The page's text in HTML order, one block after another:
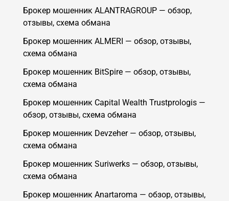
Брокер мошенник ALANTRAGROUP — обзор,
отзывы, схема обмана
Брокер мошенник ALMERI — обзор, отзывы,
схема обмана
Брокер мошенник BitSpire — обзор, отзывы,
схема обмана
Брокер мошенник Capital Wealth Trustprologis —
обзор, отзывы, схема обмана
Брокер мошенник Devzeher — обзор, отзывы,
схема обмана
Брокер мошенник Suriwerks — обзор, отзывы,
схема обмана
Брокер мошенник Anartaroma — обзор, отзывы,